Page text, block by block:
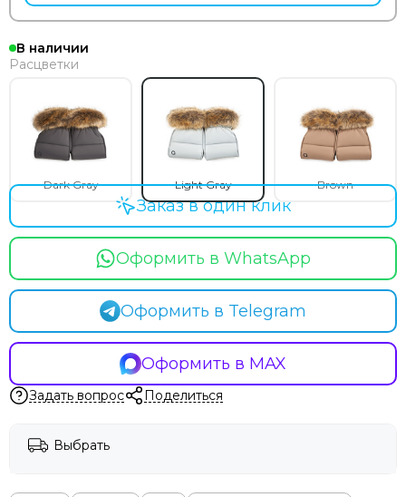
В наличии
Расцветки
Dark Gray Light Gray Brown
Оформить в WhatsApp
Оформить в Telegram
Оформить в MAX
Заказ в один клик
Задать вопрос Поделиться
Выбрать